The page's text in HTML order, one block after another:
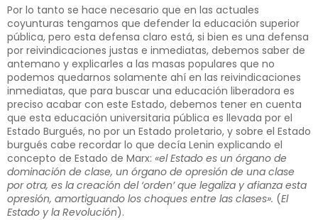
Por lo tanto se hace necesario que en las actuales
coyunturas tengamos que defender la educación superior
pública, pero esta defensa claro está, si bien es una defensa
por reivindicaciones justas e inmediatas, debemos saber de
antemano y explicarles a las masas populares que no
podemos quedarnos solamente ahí en las reivindicaciones
inmediatas, que para buscar una educación liberadora es
preciso acabar con este Estado, debemos tener en cuenta
que esta educación universitaria pública es llevada por el
Estado Burgués, no por un Estado proletario, y sobre el Estado
burgués cabe recordar lo que decía Lenin explicando el
concepto de Estado de Marx: «el Estado es un órgano de
dominación de clase, un órgano de opresión de una clase
por otra, es la creación del ‘orden’ que legaliza y afianza esta
opresión, amortiguando los choques entre las clases». (El
Estado y la Revolución).